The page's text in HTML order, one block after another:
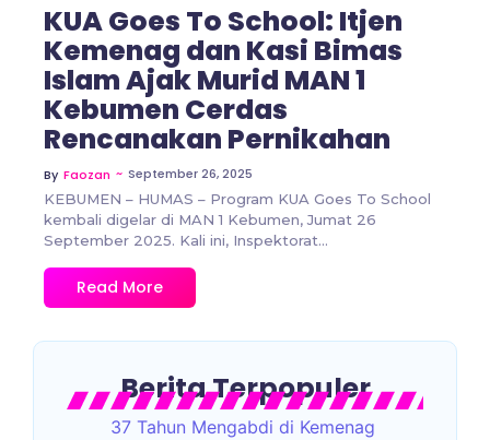
KUA Goes To School: Itjen
Kemenag dan Kasi Bimas
Islam Ajak Murid MAN 1
Kebumen Cerdas
Rencanakan Pernikahan
By Faozan ~ September 26, 2025
KEBUMEN – HUMAS – Program KUA Goes To School
kembali digelar di MAN 1 Kebumen, Jumat 26
September 2025. Kali ini, Inspektorat...
Read More
Berita Terpopuler
37 Tahun Mengabdi di Kemenag